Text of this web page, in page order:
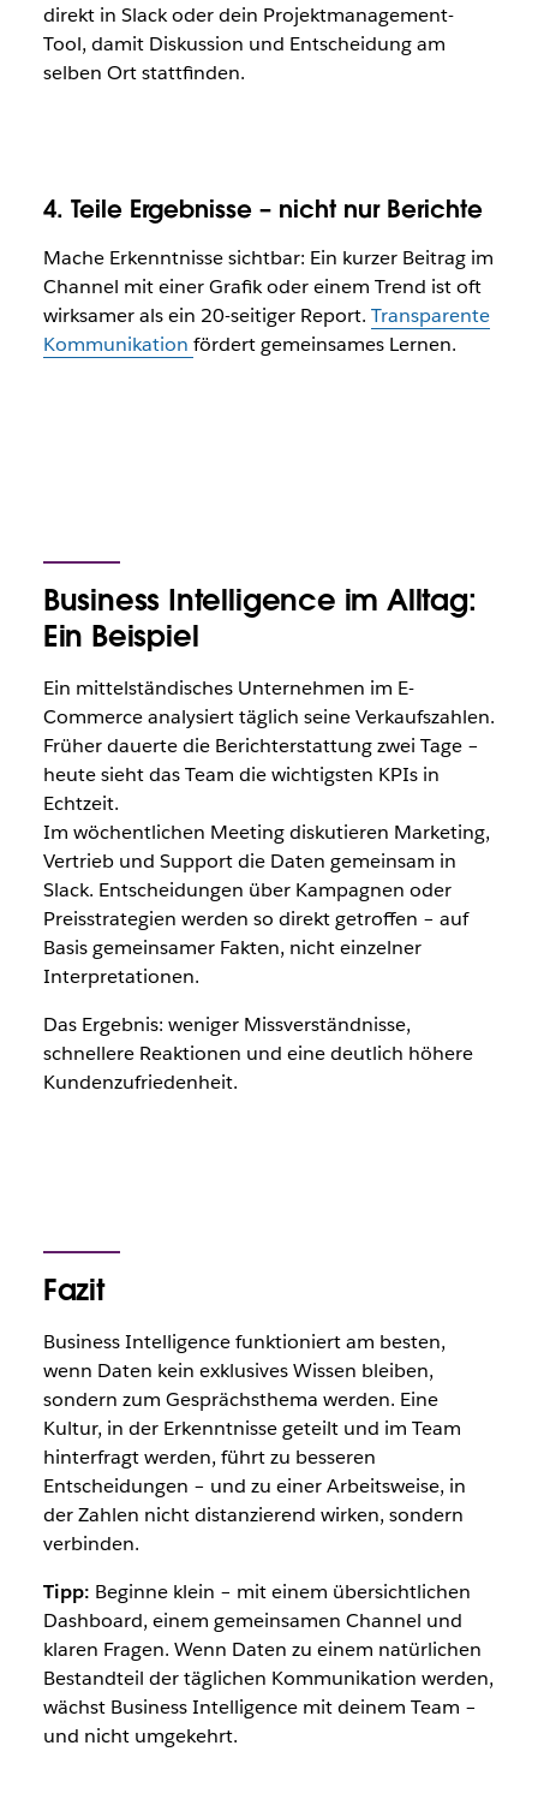
direkt in Slack oder dein Projektmanagement-
Tool, damit Diskussion und Entscheidung am
selben Ort stattfinden.
4. Teile Ergebnisse – nicht nur Berichte
Mache Erkenntnisse sichtbar: Ein kurzer Beitrag im
Channel mit einer Grafik oder einem Trend ist oft
wirksamer als ein 20-seitiger Report. Transparente
Kommunikation fördert gemeinsames Lernen.
Business Intelligence im Alltag:
Ein Beispiel
Ein mittelständisches Unternehmen im E-
Commerce analysiert täglich seine Verkaufszahlen.
Früher dauerte die Berichterstattung zwei Tage –
heute sieht das Team die wichtigsten KPIs in
Echtzeit.
Im wöchentlichen Meeting diskutieren Marketing,
Vertrieb und Support die Daten gemeinsam in
Slack. Entscheidungen über Kampagnen oder
Preisstrategien werden so direkt getroffen – auf
Basis gemeinsamer Fakten, nicht einzelner
Interpretationen.
Das Ergebnis: weniger Missverständnisse,
schnellere Reaktionen und eine deutlich höhere
Kundenzufriedenheit.
Fazit
Business Intelligence funktioniert am besten,
wenn Daten kein exklusives Wissen bleiben,
sondern zum Gesprächsthema werden. Eine
Kultur, in der Erkenntnisse geteilt und im Team
hinterfragt werden, führt zu besseren
Entscheidungen – und zu einer Arbeitsweise, in
der Zahlen nicht distanzierend wirken, sondern
verbinden.
Tipp: Beginne klein – mit einem übersichtlichen
Dashboard, einem gemeinsamen Channel und
klaren Fragen. Wenn Daten zu einem natürlichen
Bestandteil der täglichen Kommunikation werden,
wächst Business Intelligence mit deinem Team –
und nicht umgekehrt.